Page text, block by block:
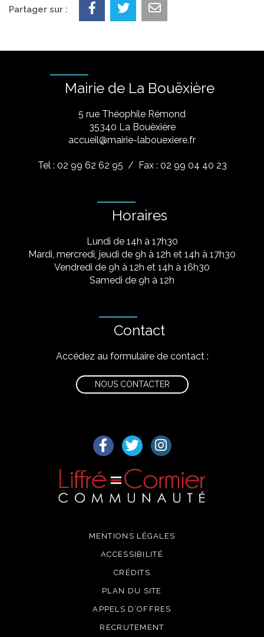
Partager sur :
Mairie de La Bouëxière
5 rue Théophile Rémond
​35340 La Bouëxière
accueil@mairie-labouexiere.fr
Tel : 02 99 62 62 95 / Fax : 02 99 04 40 23
Horaires
Lundi de 14h à 17h30
Mardi, mercredi, jeudi de 9h à 12h et 14h à 17h30
Vendredi de 9h à 12h et 14h à 16h30
Samedi de 9h à 12h
Contact
Accédez au formulaire de contact :
NOUS CONTACTER
Lien vers le compte Facebook
Lien vers le compte Twitter
Lien vers le compte
MENTIONS LÉGALES
ACCESSIBILITÉ
CRÉDITS
PLAN DU SITE
APPELS D’OFFRES
RECRUTEMENT